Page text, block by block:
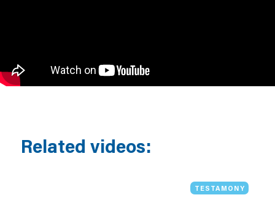
Related videos:
TESTAMONY